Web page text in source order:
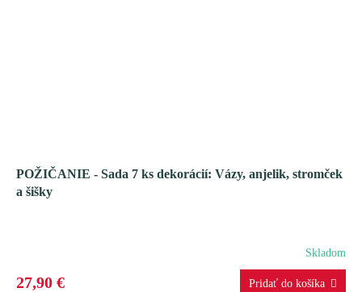
POŽIČANIE - Sada 7 ks dekorácií: Vázy, anjelik, stromček
a šišky
Skladom
27,90 €